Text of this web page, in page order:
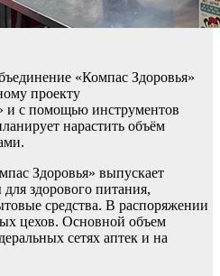
«Компас Здоровья»
проекту
и с помощью инструментов
нарастить объём
Здоровья» выпускает
здорового питания,
средства. В распоряжении
цехов. Основной объем
сетях аптек и на